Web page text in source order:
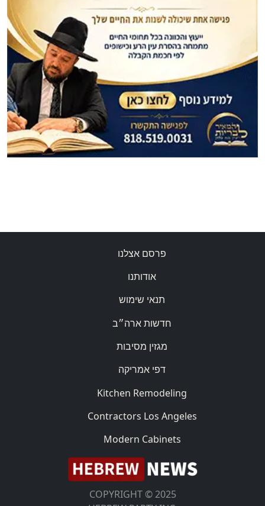
פרסם אצלנו
אודותנו
תנאי שימוש
חדשות ארה״ב
מגזין מסיבות
דפי אמריקה
Kitchen Remodeling
Contractors Los Angeles
Modern Cabinets
COPYRIGHT © 2025